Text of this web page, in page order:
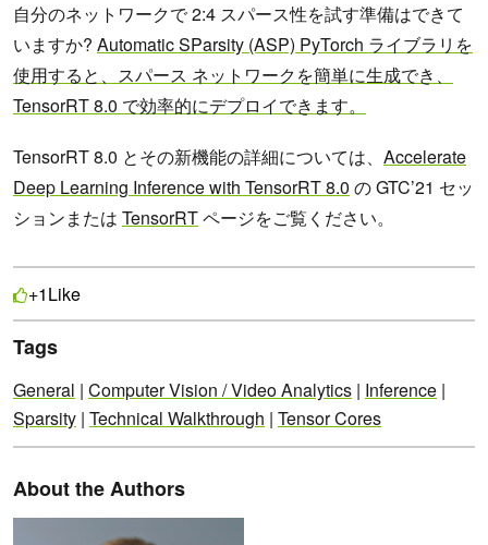
自分のネットワークで 2:4 スパース性を試す準備はできて
いますか? Automatic SParsity (ASP) PyTorch ライブラリを
使用すると、スパース ネットワークを簡単に生成でき、
TensorRT 8.0 で効率的にデプロイできます。
TensorRT 8.0 とその新機能の詳細については、 Accelerate
Deep Learning Inference with TensorRT 8.0 の GTC’21 セッ
ションまたは TensorRTページをご覧ください。
+1Like
Tags
General | Computer Vision / Video Analytics | Inference |
Sparsity | Technical Walkthrough | Tensor Cores
About the Authors